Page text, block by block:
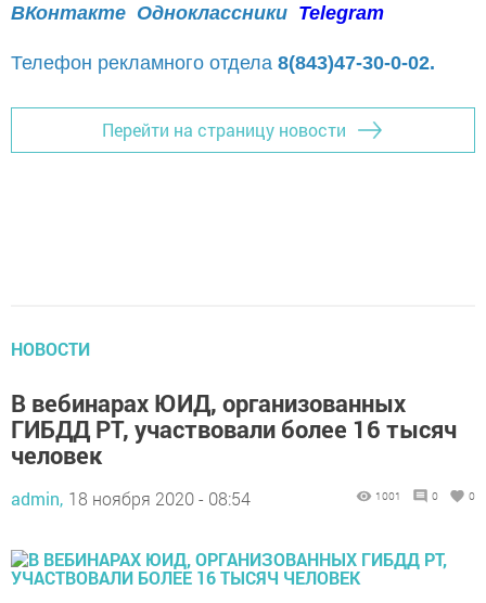
ВКонтакте Одноклассники Telegram
Телефон рекламного отдела 8(843)47-30-0-02.
Перейти на страницу новости
НОВОСТИ
В вебинарах ЮИД, организованных
ГИБДД РТ, участвовали более 16 тысяч
человек
admin, 18 ноября 2020 - 08:54 1001 0 0